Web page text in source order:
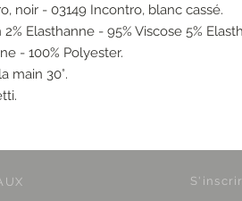
noir - 03149 Incontro, blanc cassé.
Elasthanne - 95% Viscose 5%
- 100% Polyester.
main 30°.